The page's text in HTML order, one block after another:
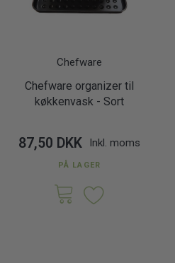
Chefware
Chefware organizer til
køkkenvask - Sort
87,50 DKK Inkl. moms
PÅ LAGER